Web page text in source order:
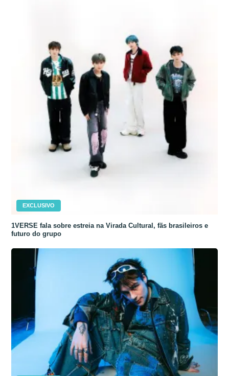
EXCLUSIVO
1VERSE fala sobre estreia na Virada Cultural, fãs brasileiros e
futuro do grupo